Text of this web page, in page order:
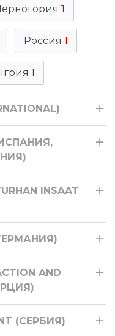
1
Россия 1
1
ИСПАНИЯ,
INSAAT
AND
(СЕРБИЯ)